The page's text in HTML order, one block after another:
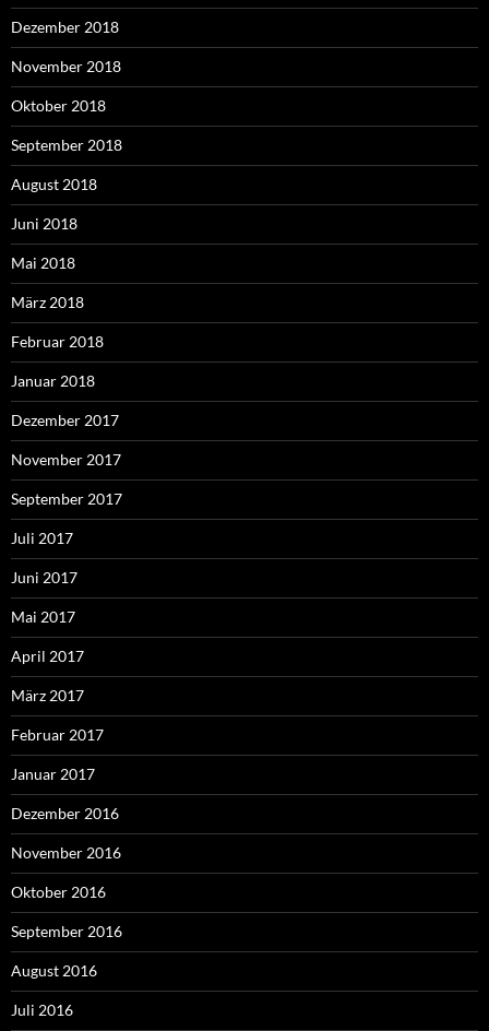
Dezember 2018
November 2018
Oktober 2018
September 2018
August 2018
Juni 2018
Mai 2018
März 2018
Februar 2018
Januar 2018
Dezember 2017
November 2017
September 2017
Juli 2017
Juni 2017
Mai 2017
April 2017
März 2017
Februar 2017
Januar 2017
Dezember 2016
November 2016
Oktober 2016
September 2016
August 2016
Juli 2016